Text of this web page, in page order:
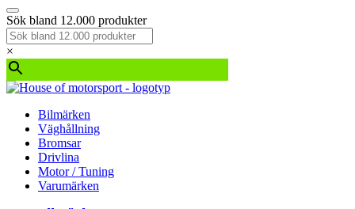
Sök bland 12.000 produkter
×
Bilmärken
Väghållning
Bromsar
Drivlina
Motor / Tuning
Varumärken